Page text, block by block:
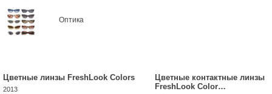
Оптика
Цветные линзы FreshLook Colors
2013
Цветные контактные линзы
FreshLook Color…